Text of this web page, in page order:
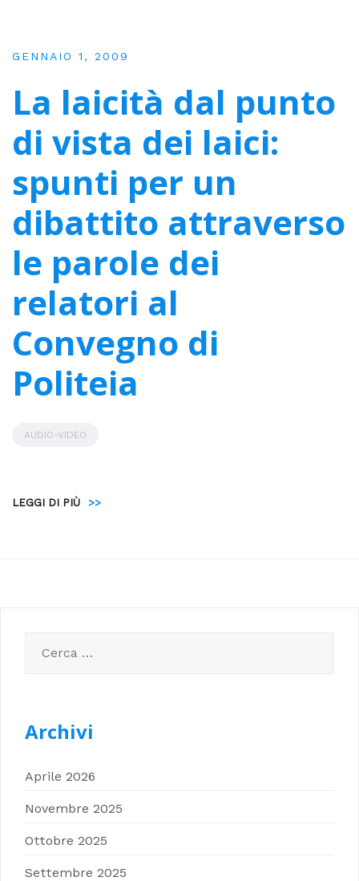
GENNAIO 1, 2009
La laicità dal punto
di vista dei laici:
spunti per un
dibattito attraverso
le parole dei
relatori al
Convegno di
Politeia
AUDIO-VIDEO
LEGGI DI PIÙ >>
per:
Archivi
Aprile 2026
Novembre 2025
Ottobre 2025
Settembre 2025